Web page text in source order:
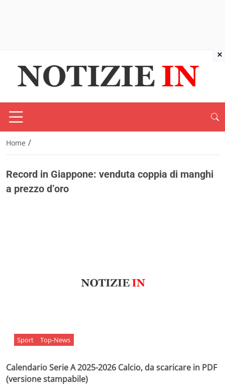
Home /
Record in Giappone: venduta coppia di manghi
a prezzo d’oro
Sport Top-News
Calendario Serie A 2025-2026 Calcio, da scaricare in PDF
(versione stampabile)
×